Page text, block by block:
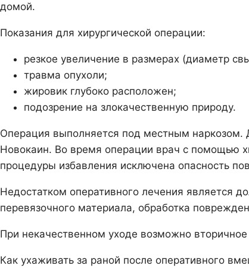
домой.
Показания для хирургической операции:
резкое увеличение в размерах (диаметр
травма опухоли;
жировик глубоко расположен;
подозрение на злокачественную природу.
Операция выполняется под местным наркозом.
Новокаин. Во время операции врач с помощью
процедуры избавления исключена опасность
Недостатком оперативного лечения является
перевязочного материала, обработка
При некачественном уходе возможно
Как ухаживать за раной после оперативного